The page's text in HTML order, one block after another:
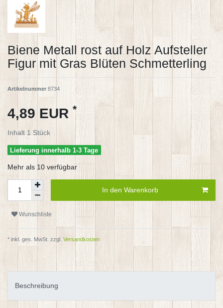
Biene Metall rost auf Holz Aufsteller
Figur mit Gras Blüten Schmetterling
Artikelnummer 8734
4,89 EUR *
Inhalt 1 Stück
Lieferung innerhalb 1-3 Tage
Mehr als 10 verfügbar
In den Warenkorb
Wunschliste
* inkl. ges. MwSt. zzgl. Versandkosten
Beschreibung